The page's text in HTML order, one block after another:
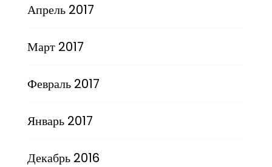
Апрель 2017
Март 2017
Февраль 2017
Январь 2017
Декабрь 2016